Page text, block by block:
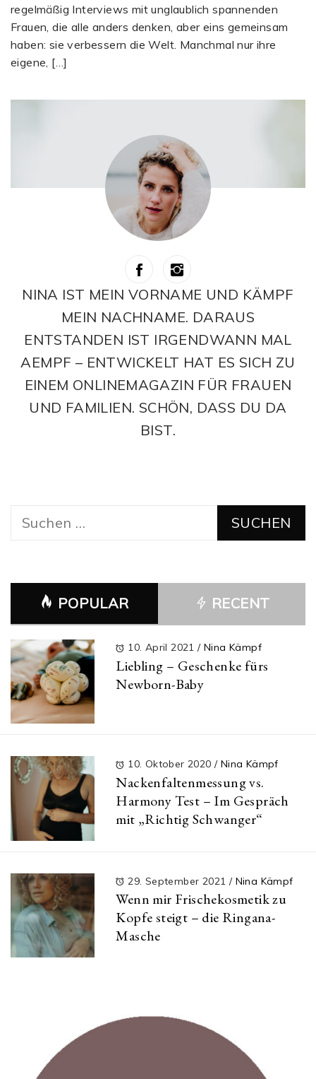
regelmäßig Interviews mit unglaublich spannenden
Frauen, die alle anders denken, aber eins gemeinsam
haben: sie verbessern die Welt. Manchmal nur ihre
eigene, […]
NINA IST MEIN VORNAME UND KÄMPF
MEIN NACHNAME. DARAUS
ENTSTANDEN IST IRGENDWANN MAL
AEMPF – ENTWICKELT HAT ES SICH ZU
EINEM ONLINEMAGAZIN FÜR FRAUEN
UND FAMILIEN. SCHÖN, DASS DU DA
BIST.
Suchen
POPULAR RECENT
10. April 2021/ Nina Kämpf
Liebling – Geschenke fürs
Newborn-Baby
10. Oktober 2020 / Nina Kämpf
Nackenfaltenmessung vs.
Harmony Test – Im Gespräch
mit „Richtig Schwanger“
29. September 2021 / Nina Kämpf
Wenn mir Frischekosmetik zu
Kopfe steigt – die Ringana-
Masche